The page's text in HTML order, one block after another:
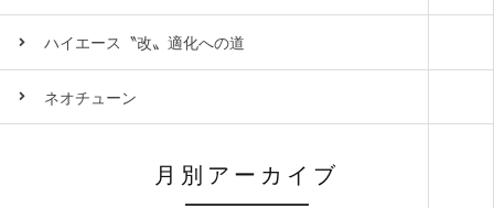
ハイエース〝改〟適化への道
ネオチューン
月別アーカイブ